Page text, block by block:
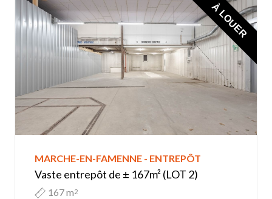
MARCHE-EN-FAMENNE - ENTREPÔT
Vaste entrepôt de ± 167m² (LOT 2)
167 m2
À LOUER